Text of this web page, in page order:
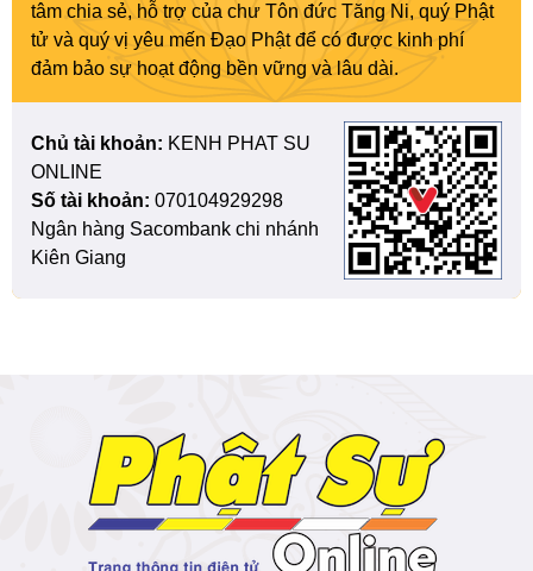
tâm chia sẻ, hỗ trợ của chư Tôn đức Tăng Ni, quý Phật
tử và quý vị yêu mến Đạo Phật để có được kinh phí
đảm bảo sự hoạt động bền vững và lâu dài.
Chủ tài khoản: KENH PHAT SU
ONLINE
Số tài khoản: 070104929298
Ngân hàng Sacombank chi nhánh
Kiên Giang